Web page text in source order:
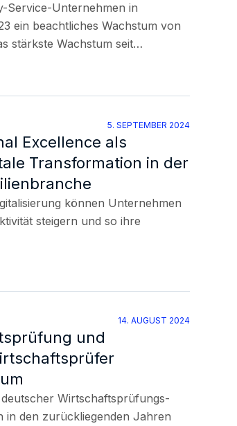
Service-Unternehmen in
ein beachtliches Wachstum von
stärkste Wachstum seit…
5. SEPTEMBER 2024
Excellence als
Transformation in der
können Unternehmen
steigern und so ihre
14. AUGUST 2024
und
Wirtschaftsprüfungs-
in den zurückliegenden Jahren